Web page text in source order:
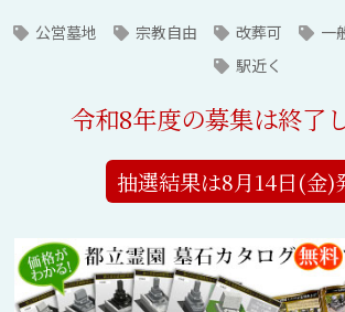
公営墓地 宗教自由 改葬可 一
駅近く
令和8年度の募集は終了
抽選結果は8月14日(金)